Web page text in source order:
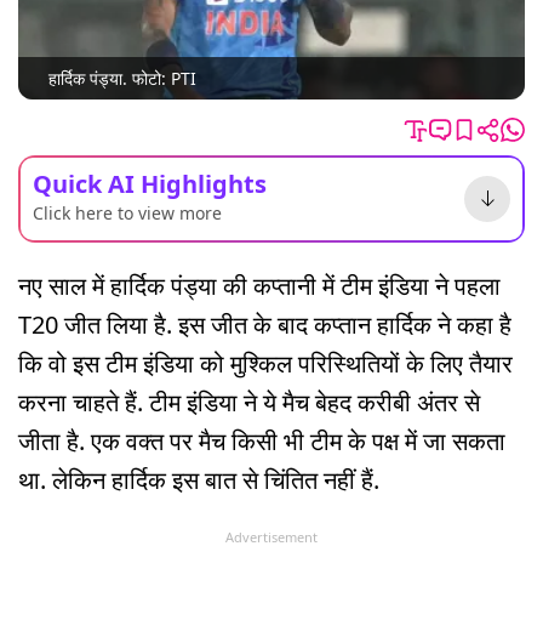
हार्दिक पंड्या. फोटो: PTI
Quick AI Highlights
Click here to view more
नए साल में हार्दिक पंड्या की कप्तानी में टीम इंडिया ने पहला
T20 जीत लिया है. इस जीत के बाद कप्तान हार्दिक ने कहा है
कि वो इस टीम इंडिया को मुश्किल परिस्थितियों के लिए तैयार
करना चाहते हैं. टीम इंडिया ने ये मैच बेहद करीबी अंतर से
जीता है. एक वक्त पर मैच किसी भी टीम के पक्ष में जा सकता
था. लेकिन हार्दिक इस बात से चिंतित नहीं हैं.
Advertisement